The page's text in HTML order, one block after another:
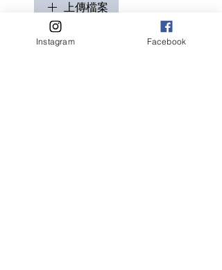
上傳檔案
只適用於客製化商品
請盡量顯示毛孩全貌 (可多於1張)
Instagram Facebook